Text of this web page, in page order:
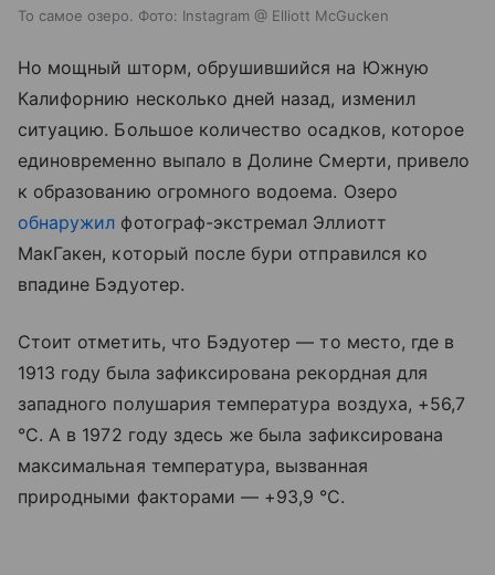
То самое озеро. Фото: Instagram @ Elliott McGucken
Но мощный шторм, обрушившийся на Южную
Калифорнию несколько дней назад, изменил
ситуацию. Большое количество осадков, которое
единовременно выпало в Долине Смерти, привело
к образованию огромного водоема. Озеро
обнаружил фотограф-экстремал Эллиотт
МакГакен, который после бури отправился ко
впадине Бэдуотер.
Стоит отметить, что Бэдуотер — то место, где в
1913 году была зафиксирована рекордная для
западного полушария температура воздуха, +56,7
°C. А в 1972 году здесь же была зафиксирована
максимальная температура, вызванная
природными факторами — +93,9 °C.